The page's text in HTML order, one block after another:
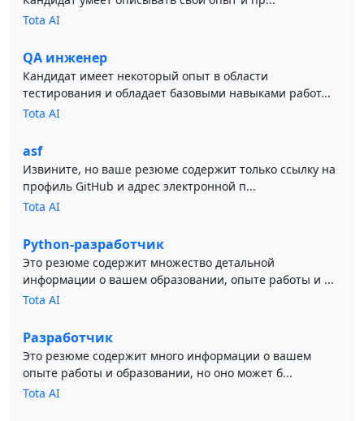
Tota AI
QA инженер
Кандидат имеет некоторый опыт в области
тестирования и обладает базовыми навыками работ...
Tota AI
asf
Извините, но ваше резюме содержит только ссылку на
профиль GitHub и адрес электронной п...
Tota AI
Python-разработчик
Это резюме содержит множество детальной
информации о вашем образовании, опыте работы и ...
Tota AI
Разработчик
Это резюме содержит много информации о вашем
опыте работы и образовании, но оно может б...
Tota AI